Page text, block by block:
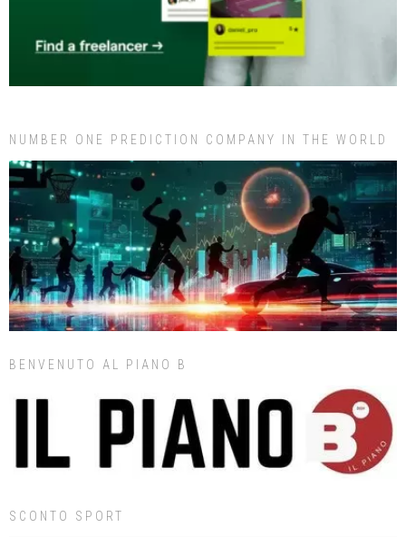
NUMBER ONE PREDICTION COMPANY IN THE WORLD
BENVENUTO AL PIANO B
SCONTO SPORT